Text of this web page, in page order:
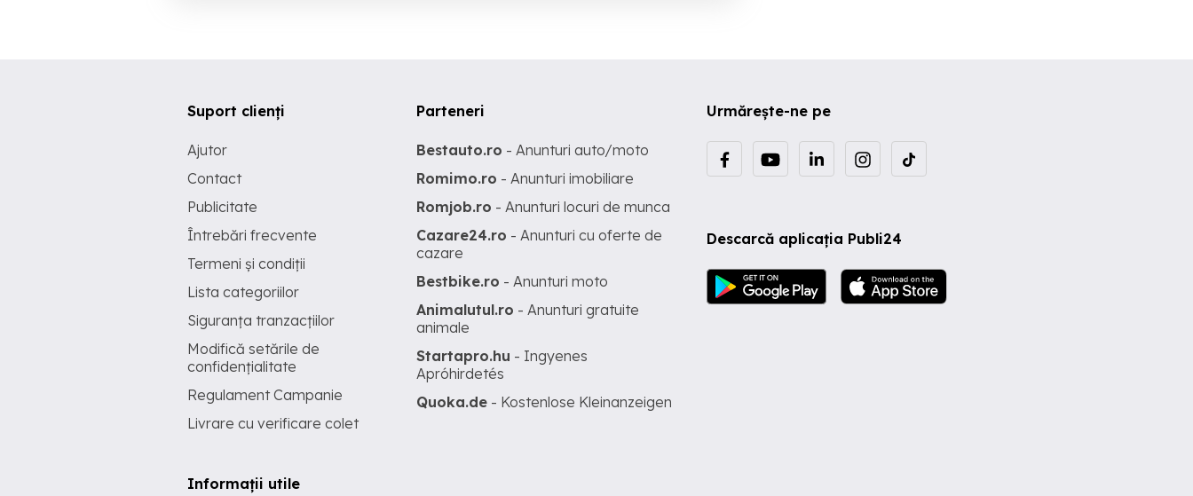
Urmărește-ne pe
Descarcă aplicația Publi24
Suport clienți
Ajutor
Contact
Publicitate
Întrebări frecvente
Termeni și condiții
Lista categoriilor
Siguranța tranzacțiilor
Modifică setările de
confidențialitate
Regulament Campanie
Livrare cu verificare colet
Informații utile
Parteneri
Bestauto.ro - Anunturi auto/moto
Romimo.ro - Anunturi imobiliare
Romjob.ro - Anunturi locuri de munca
Cazare24.ro - Anunturi cu oferte de
cazare
Bestbike.ro - Anunturi moto
Animalutul.ro - Anunturi gratuite
animale
Startapro.hu - Ingyenes
Apróhirdetés
Quoka.de - Kostenlose Kleinanzeigen